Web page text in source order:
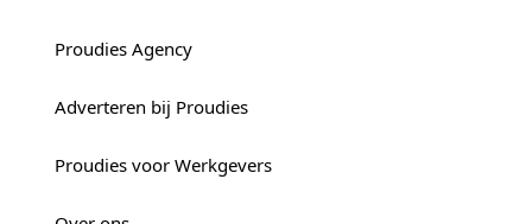
Proudies Agency
Adverteren bij Proudies
Proudies voor Werkgevers